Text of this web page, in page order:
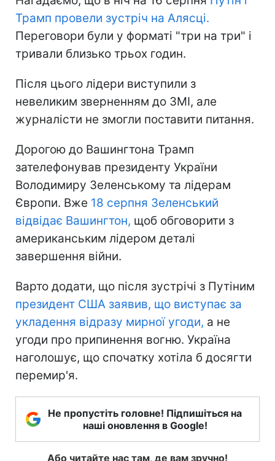
Трамп провели зустріч на Алясці.
Переговори були у форматі "три на три" і
тривали близько трьох годин.
Після цього лідери виступили з
невеликим зверненням до ЗМІ, але
журналісти не змогли поставити питання.
Дорогою до Вашингтона Трамп
зателефонував президенту України
Володимиру Зеленському та лідерам
Європи. Вже 18 серпня Зеленський
відвідає Вашингтон, щоб обговорити з
американським лідером деталі
завершення війни.
Варто додати, що після зустрічі з Путіним
президент США заявив, що виступає за
укладення відразу мирної угоди, а не
угоди про припинення вогню. Україна
наголошує, що спочатку хотіла б досягти
перемир'я.
Не пропустіть головне! Підпишіться на
наші оновлення в Google!
Або читайте нас там, де вам зручно!